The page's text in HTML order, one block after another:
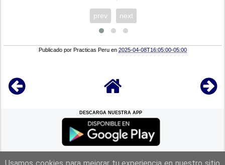
prev next
Publicado porPracticas Peru en2025-04-08T16:05:00-05:00
DESCARGA NUESTRA APP
REGRESAR A LACIMA